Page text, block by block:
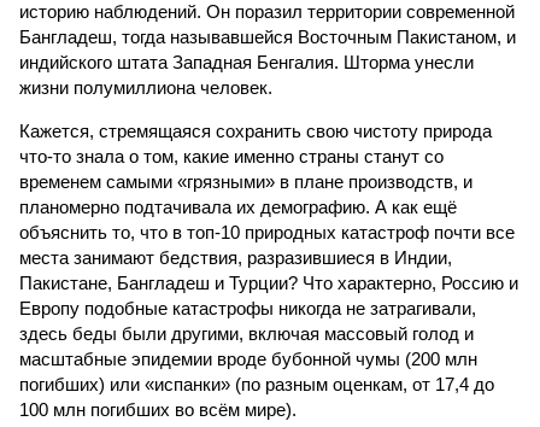
историю наблюдений. Он поразил территории современной
Бангладеш, тогда называвшейся Восточным Пакистаном, и
индийского штата Западная Бенгалия. Шторма унесли
жизни полумиллиона человек.
Кажется, стремящаяся сохранить свою чистоту природа
что-то знала о том, какие именно страны станут со
временем самыми «грязными» в плане производств, и
планомерно подтачивала их демографию. А как ещё
объяснить то, что в топ-10 природных катастроф почти все
места занимают бедствия, разразившиеся в Индии,
Пакистане, Бангладеш и Турции? Что характерно, Россию и
Европу подобные катастрофы никогда не затрагивали,
здесь беды были другими, включая массовый голод и
масштабные эпидемии вроде бубонной чумы (200 млн
погибших) или «испанки» (по разным оценкам, от 17,4 до
100 млн погибших во всём мире).